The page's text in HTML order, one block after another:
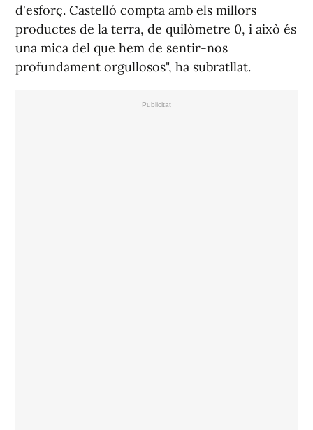
d'esforç. Castelló compta amb els millors
productes de la terra, de quilòmetre 0, i això és
una mica del que hem de sentir-nos
profundament orgullosos", ha subratllat.